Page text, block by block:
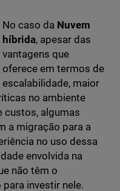
No caso da Nuvem
híbrida, apesar das
vantagens que
oferece em termos de
escalabilidade, maior
no ambiente
custos, algumas
a migração para a
no uso dessa
envolvida na
não têm o
investir nele.